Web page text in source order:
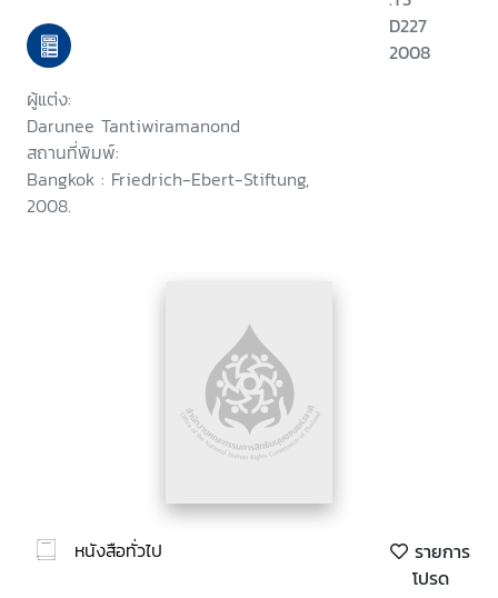
ผู้แต่ง:
Darunee Tantiwiramanond
สถานที่พิมพ์:
Bangkok : Friedrich-Ebert-Stiftung,
2008.
D227
2008
หนังสือทั่วไป
รายการ
โปรด